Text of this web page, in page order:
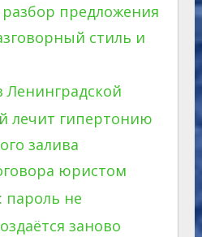
предложения
стиль и
Ленинградской
лечит гипертонию
залива
юристом
пароль не
заново